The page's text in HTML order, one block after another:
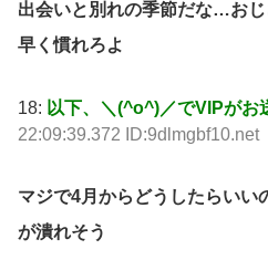
出会いと別れの季節だな…お
早く慣れろよ
18: 以下、＼(^o^)／でVIPがお
22:09:39.372 ID:9dlmgbf10.net
マジで4月からどうしたらいい
が潰れそう